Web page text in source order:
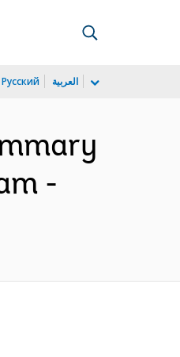
Русский العربية
-